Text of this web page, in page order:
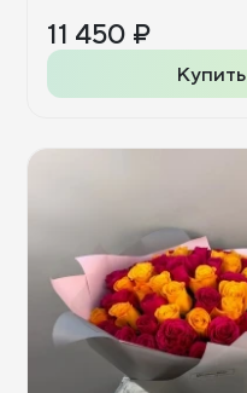
11 450 ₽
Купить